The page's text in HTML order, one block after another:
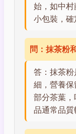
始，如中
小包裝，確
問：抹茶粉
答：抹茶
細，營養
部分茶葉
品通常品質